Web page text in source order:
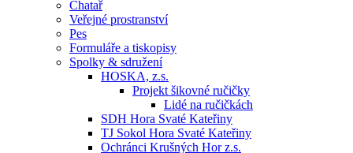
Chatař
Veřejné prostranství
Pes
Formuláře a tiskopisy
Spolky & sdružení
HOSKA, z.s.
Projekt šikovné ručičky
Lidé na ručičkách
SDH Hora Svaté Kateřiny
TJ Sokol Hora Svaté Kateřiny
Ochránci Krušných Hor z.s.